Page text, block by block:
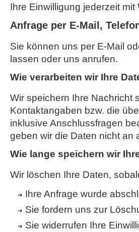
Ihre Einwilligung jederzeit
Anfrage per E-Mail,
Sie können uns per E-Mail
lassen oder uns anrufen.
Wie verarbeiten wir Ihre
Wir speichern Ihre Nachricht
Kontaktangaben bzw. die
inklusive Anschlussfragen
geben wir die Daten nicht an
Wie lange speichern wir
Wir löschen Ihre Daten,
Ihre Anfrage wurde
Sie fordern uns zur
Sie widerrufen Ihre